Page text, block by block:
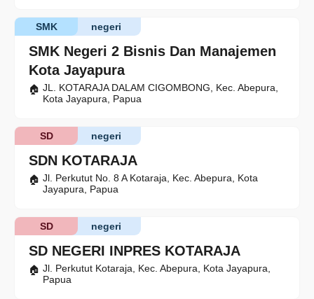
SMK Negeri 2 Bisnis Dan Manajemen
Kota Jayapura
negeri
SMK
JL. KOTARAJA DALAM CIGOMBONG, Kec. Abepura,
Kota Jayapura, Papua
SDN KOTARAJA
negeri
SD
Jl. Perkutut No. 8 A Kotaraja, Kec. Abepura, Kota
Jayapura, Papua
SD NEGERI INPRES KOTARAJA
negeri
SD
Jl. Perkutut Kotaraja, Kec. Abepura, Kota Jayapura,
Papua